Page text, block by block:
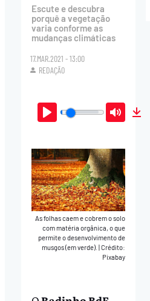
Escute e descubra
porquê a vegetação
varia conforme as
mudanças climáticas
17.MAR.2021 - 13:00
REDAÇÃO
Play Mute
As folhas caem e cobrem o solo
com matéria orgânica, o que
permite o desenvolvimento de
musgos (em verde).
Crédito:
Pixabay